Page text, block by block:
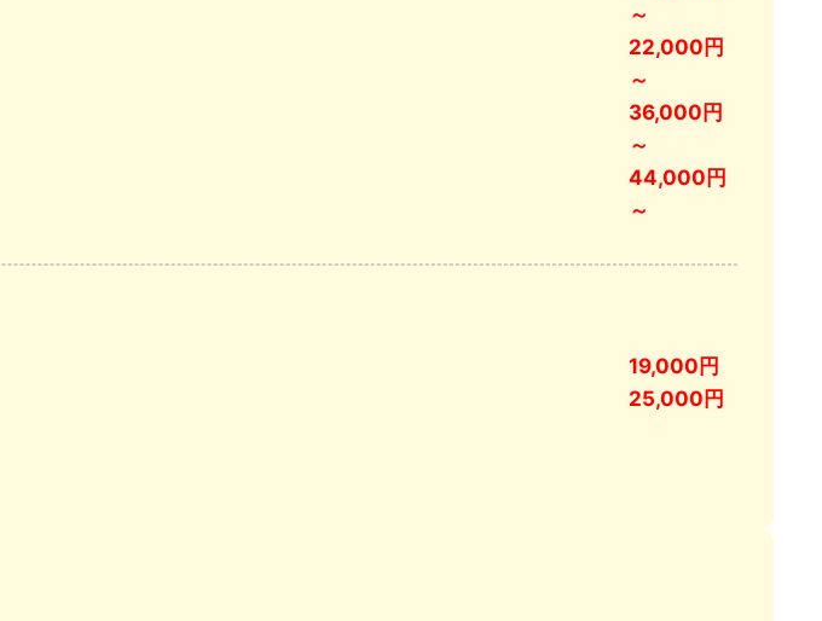
～
22,000円
～
36,000円
～
44,000円
～
19,000円
25,000円